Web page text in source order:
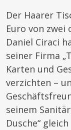
Der Haarer
Euro von zwei
Daniel Ciraci
seiner Firma
Karten und
verzichten –
seinem
Dusche“